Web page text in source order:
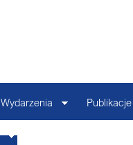
Wydarzenia Publikacje